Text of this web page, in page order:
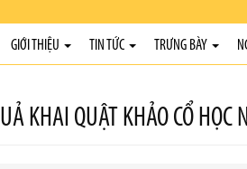
GIỚI THIỆU TIN TỨC TRƯNG BÀY
KHAI QUẬT KHẢO CỔ